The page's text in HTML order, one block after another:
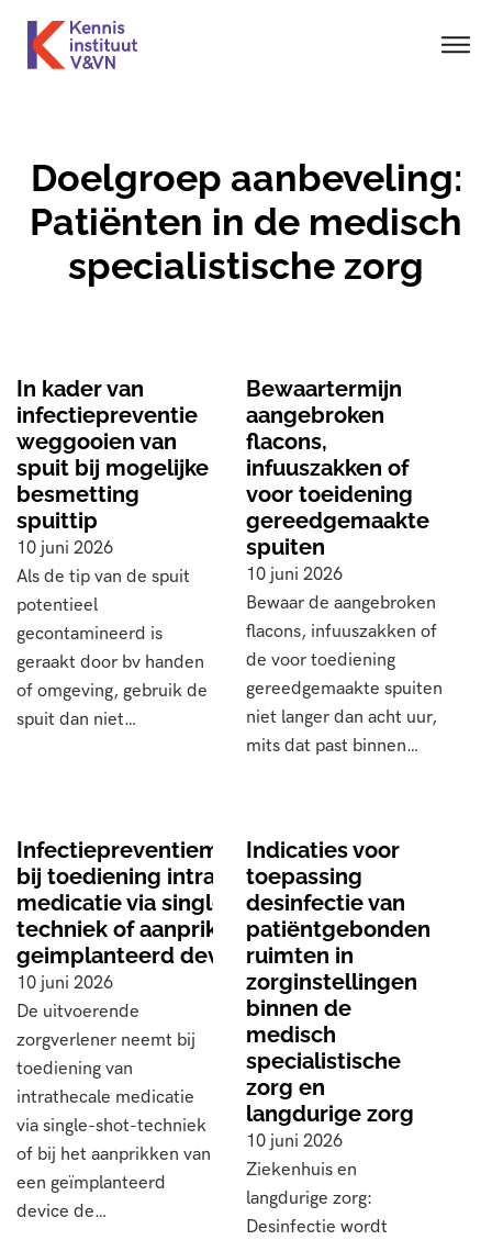
Doelgroep aanbeveling:
Patiënten in de medisch
specialistische zorg
In kader van
infectiepreventie
weggooien van
spuit bij mogelijke
besmetting
spuittip
10 juni 2026
Als de tip van de spuit
potentieel
gecontamineerd is
geraakt door bv handen
of omgeving, gebruik de
spuit dan niet…
Bewaartermijn
aangebroken
flacons,
infuuszakken of
voor toeidening
gereedgemaakte
spuiten
10 juni 2026
Bewaar de aangebroken
flacons, infuuszakken of
de voor toediening
gereedgemaakte spuiten
niet langer dan acht uur,
mits dat past binnen…
Infectiepreventiemaatregelen
bij toediening intrathecale
medicatie via single-shot-
techniek of aanprikken
geimplanteerd device
10 juni 2026
De uitvoerende
zorgverlener neemt bij
toediening van
intrathecale medicatie
via single-shot-techniek
of bij het aanprikken van
een geïmplanteerd
device de…
Indicaties voor
toepassing
desinfectie van
patiëntgebonden
ruimten in
zorginstellingen
binnen de
medisch
specialistische
zorg en
langdurige zorg
10 juni 2026
Ziekenhuis en
langdurige zorg:
Desinfectie wordt